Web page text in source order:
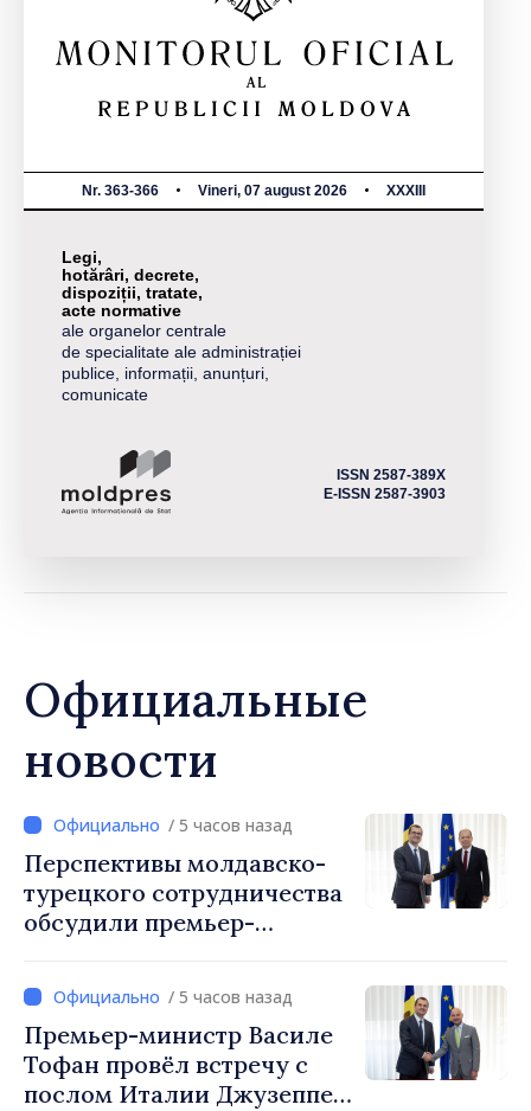
Nr. 363-366 Vineri, 07 august 2026 XXXIII
Legi,
hotărâri, decrete,
dispoziții, tratate,
acte normative
ale organelor centrale
de specialitate ale administrației
publice, informații, anunțuri,
comunicate
ISSN 2587-389X
E-ISSN 2587-3903
Официальные
новости
/ 5 часов назад
Перспективы молдавско-
турецкого сотрудничества
обсудили премьер-
посол Турции Уйгар
Мустафа Сертел/ 5 часов назад
Премьер-министр Василе
Тофан провёл встречу с
послом Италии Джузеппе